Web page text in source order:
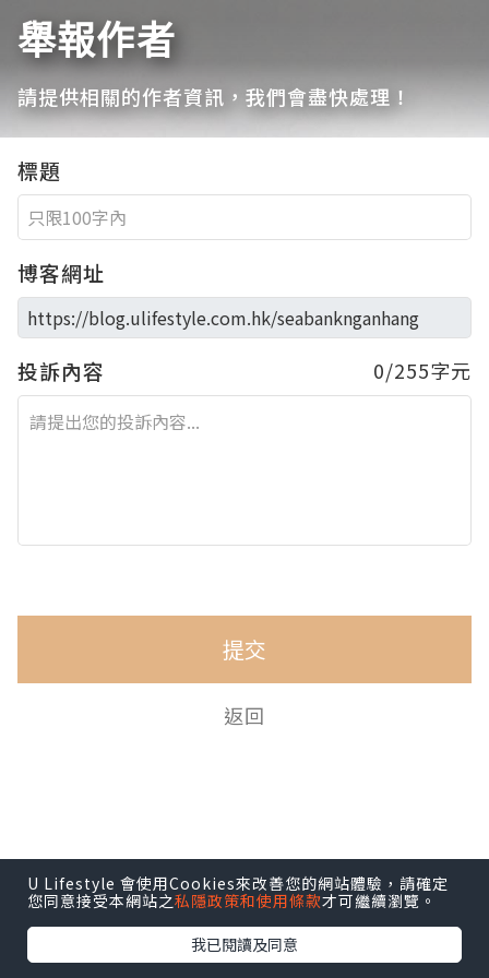
舉報作者
請提供相關的作者資訊，我們會盡快處理！
標題
博客網址
投訴內容 0/255字元
提交
返回
U Lifestyle 會使用Cookies來改善您的網站體驗，請確定
您同意接受本網站之私隱政策和使用條款才可繼續瀏覽。
我已閱讀及同意